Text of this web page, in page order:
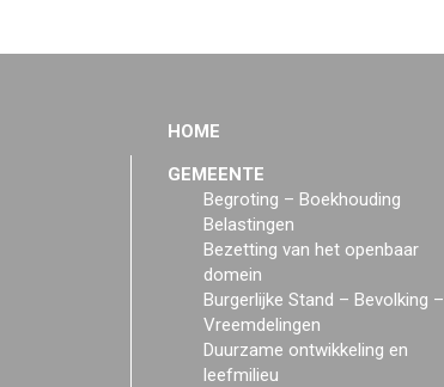
HOME
GEMEENTE
Begroting – Boekhouding
Belastingen
Bezetting van het openbaar
domein
Burgerlijke Stand – Bevolking –
Vreemdelingen
Duurzame ontwikkeling en
leefmilieu